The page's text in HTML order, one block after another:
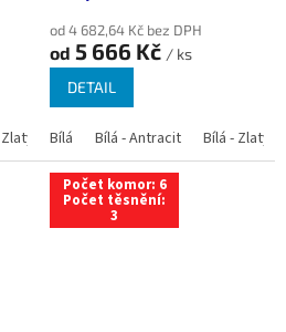
dub Bílá - Tmavý dub Bílá -
od 4 682,64 Kč bez DPH
od 5 666 Kč / ks
DETAIL
Bílá Bílá - Antracit Bílá - Zlatý
Počet komor: 6
Počet těsnění:
3